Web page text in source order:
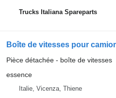
Trucks Italiana Spareparts
Boîte de vitesses pour
Pièce détachée - boîte de vitesses
essence
Italie, Vicenza, Thiene